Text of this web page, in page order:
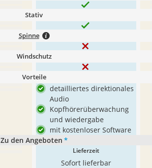
Stativ
Spinne
Windschutz
Vorteile
detailliertes direktionales
Audio
Kopfhörerüberwachung
und wiedergabe
mit kostenloser Software
Zu den Angeboten *
Lieferzeit
Sofort lieferbar